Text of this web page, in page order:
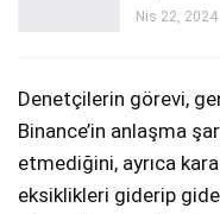
Nis 22, 2024
Denetçilerin görevi,
Binance’in anlaşma
etmediğini, ayrıca
eksiklikleri giderip